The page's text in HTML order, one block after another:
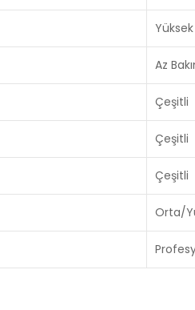
Yüksek
Az
Çeşitli
Çeşitli
Çeşitli
Orta/